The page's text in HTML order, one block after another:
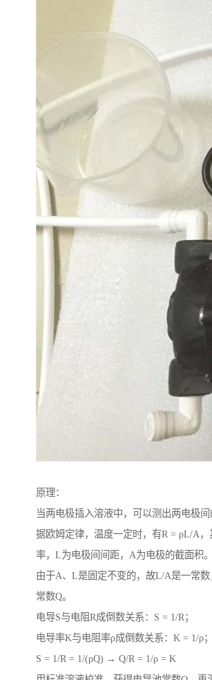
原理：
当两电极插入溶液中，可以测出两电极
据欧姆定律，温度一定时，有R = ρL/A，
率，L为电极间间距，A为电极的截面积。
由于A、L是固定不变的，故L/A是一常
常数Q。
电导S与电阻R成倒数关系：S = 1/R；
电导率K与电阻率ρ成倒数关系：K = 1/ρ；
S = 1/R = 1/(ρQ) → Q/R = 1/ρ = K